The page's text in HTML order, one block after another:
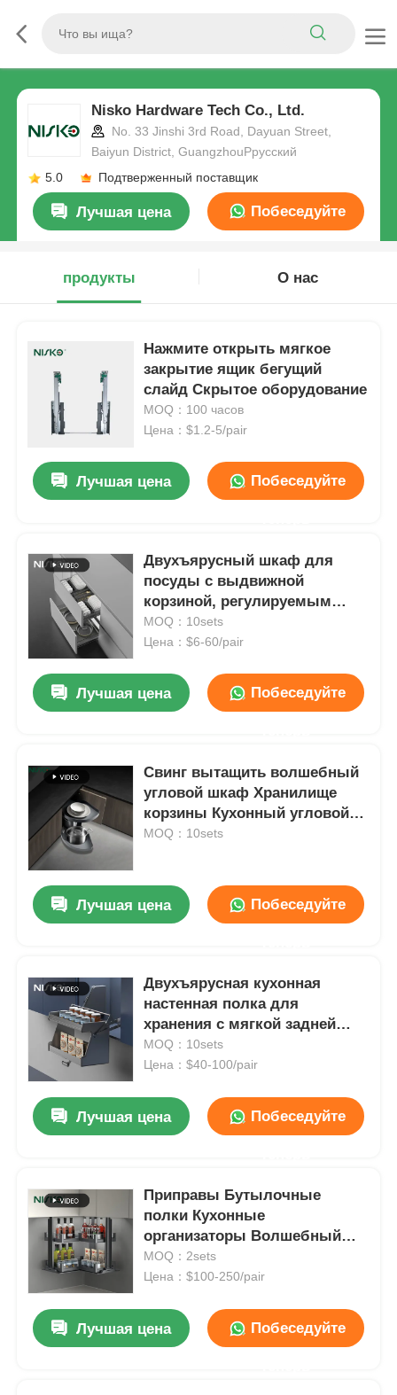
Nisko Hardware Tech Co., Ltd.
No. 33 Jinshi 3rd Road, Dayuan Street,
Baiyun District, GuangzhouРрусский
5.0
Подтверженный поставщик
Лучшая цена Побеседуйте
продукты
О нас
Нажмите открыть мягкое
закрытие ящик бегущий
слайд Скрытое оборудование
MOQ：100 часов
Цена：$1.2-5/pair
Лучшая цена Побеседуйте
Двухъярусный шкаф для
посуды с выдвижной
корзиной, регулируемым
лотком для столовых
приборов, кухонный
MOQ：10sets
Цена：$6-60/pair
Лучшая цена Побеседуйте
Свинг вытащить волшебный
угловой шкаф Хранилище
корзины Кухонный угловой
блок Решение
MOQ：10sets
Лучшая цена Побеседуйте
Двухъярусная кухонная
настенная полка для
хранения с мягкой задней
панелью и выдвижной
корзиной
MOQ：10sets
Цена：$40-100/pair
Лучшая цена Побеседуйте
Приправы Бутылочные
полки Кухонные
организаторы Волшебный
уголок Умный подъем
Вертикальный подъем
MOQ：2sets
Цена：$100-250/pair
Лучшая цена Побеседуйте